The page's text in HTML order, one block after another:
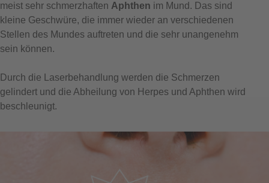
meist sehr schmerzhaften Aphthen im Mund. Das sind
kleine Geschwüre, die immer wieder an verschiedenen
Stellen des Mundes auftreten und die sehr unangenehm
sein können.
Durch die Laserbehandlung werden die Schmerzen
gelindert und die Abheilung von Herpes und Aphthen wird
beschleunigt.